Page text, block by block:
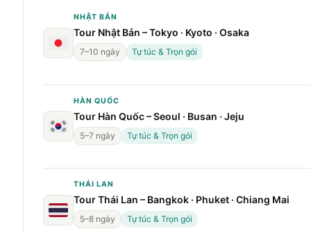
NHẬT BẢN
Tour Nhật Bản – Tokyo · Kyoto · Osaka
7–10 ngày Tự túc & Trọn gói
HÀN QUỐC
Tour Hàn Quốc – Seoul · Busan · Jeju
5–7 ngày Tự túc & Trọn gói
THÁI LAN
Tour Thái Lan – Bangkok · Phuket · Chiang Mai
5–8 ngày Tự túc & Trọn gói